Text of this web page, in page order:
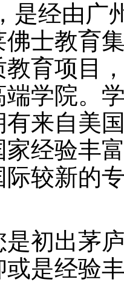
是经由广
士教育
教育项目
端学院。
有来自美
经验丰
较新的
出茅庐
是经验